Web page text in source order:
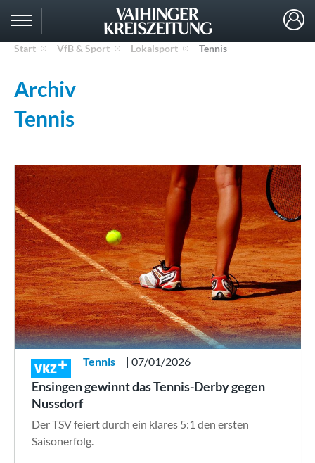
Start VfB & Sport Lokalsport Tennis
Archiv
Tennis
VKZ Tennis | 07/01/2026
Ensingen gewinnt das Tennis-Derby gegen
Nussdorf
Der TSV feiert durch ein klares 5:1 den ersten
Saisonerfolg.